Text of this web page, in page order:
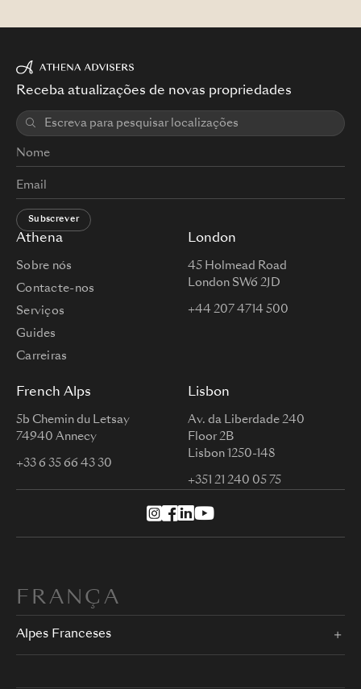
Athena
Sobre nós
Contacte-nos
Serviços
Guides
Carreiras
London
45 Holmead Road
London SW6 2JD
+44 207 4714 500
French Alps
5b Chemin du Letsay
74940 Annecy
+33 6 35 66 43 30
Lisbon
Av. da Liberdade 240
Floor 2B
Lisbon 1250-148
+351 21 240 05 75
Receba atualizações de novas propriedades
Subscrever
FRANÇA
Alpes Franceses